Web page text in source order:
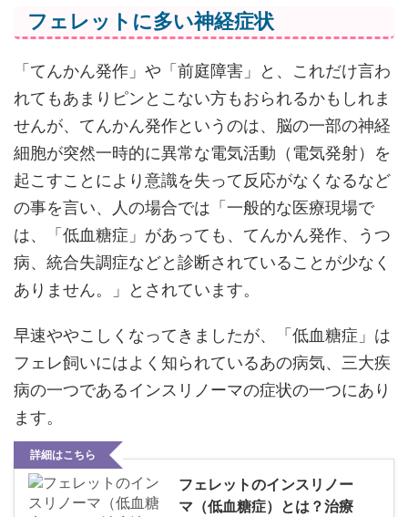
フェレットに多い神経症状
「てんかん発作」や「前庭障害」と、これだけ言わ
れてもあまりピンとこない方もおられるかもしれま
せんが、てんかん発作というのは、脳の一部の神経
細胞が突然一時的に異常な電気活動（電気発射）を
起こすことにより意識を失って反応がなくなるなど
の事を言い、人の場合では「一般的な医療現場で
は、「低血糖症」があっても、てんかん発作、うつ
病、統合失調症などと診断されていることが少なく
ありません。」とされています。
早速ややこしくなってきましたが、「低血糖症」は
フェレ飼いにはよく知られているあの病気、三大疾
病の一つであるインスリノーマの症状の一つにあり
ます。
詳細はこちら
フェレットのインスリノー
マ（低血糖症）とは？治療